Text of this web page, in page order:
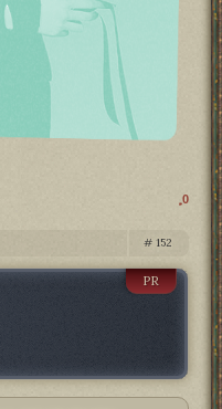
0
152
PR